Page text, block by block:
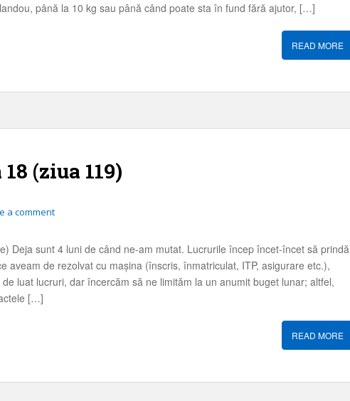
până la 10 kg sau până când poate sta în fund fără ajutor, […]
READ MORE
(ziua 119)
a comment
Deja sunt 4 luni de când ne-am mutat. Lucrurile încep încet-încet să prindă
aveam de rezolvat cu mașina (înscris, înmatriculat, ITP, asigurare etc.),
luat lucruri, dar încercăm să ne limităm la un anumit buget lunar; altfel,
[…]
READ MORE